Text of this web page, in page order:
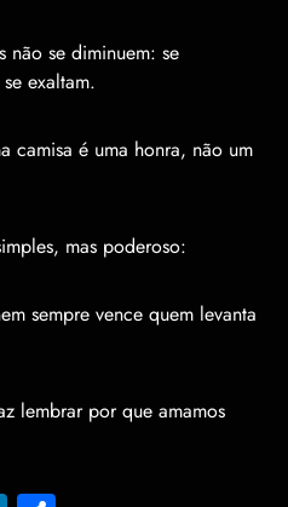
não se diminuem: se
exaltam.
camisa é uma honra, não um
mas poderoso:
sempre vence quem levanta
lembrar por que amamos